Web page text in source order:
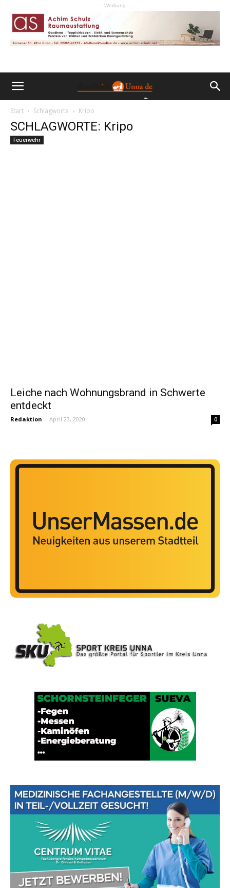
- Werbung -
Start Schlagworte Kripo
SCHLAGWORTE: Kripo
Feuerwehr
Leiche nach Wohnungsbrand in Schwerte
entdeckt
Redaktion - April 23, 2020 0